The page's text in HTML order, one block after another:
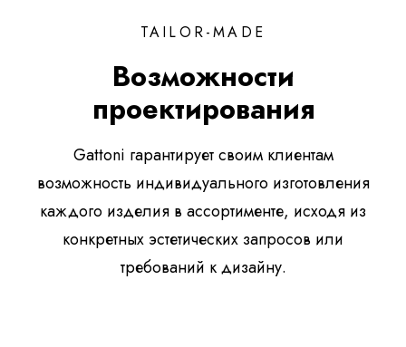
TAILOR-MADE
Возможности
проектирования
Gattoni гарантирует своим клиентам
возможность индивидуального изготовления
каждого изделия в ассортименте, исходя из
конкретных эстетических запросов или
требований к дизайну.